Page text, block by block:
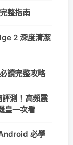
整指南
2 深度清潔
讀完整攻略
測！高頻震
皇一次看
必學